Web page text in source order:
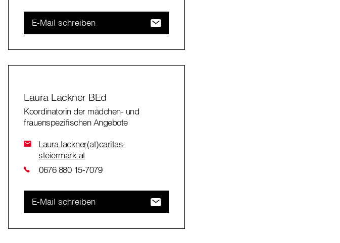
E-Mail schreiben
Laura Lackner BEd
Koordinatorin der mädchen- und
frauenspezifischen Angebote
Laura.lackner(at)caritas-
steiermark.at
0676 880 15-7079
E-Mail schreiben